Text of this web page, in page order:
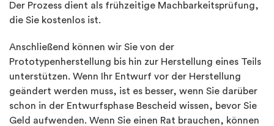
Der Prozess dient als frühzeitige Machbarkeitsprüfung,
die Sie kostenlos ist.
Anschließend können wir Sie von der
Prototypenherstellung bis hin zur Herstellung eines Teils
unterstützen. Wenn Ihr Entwurf vor der Herstellung
geändert werden muss, ist es besser, wenn Sie darüber
schon in der Entwurfsphase Bescheid wissen, bevor Sie
Geld aufwenden. Wenn Sie einen Rat brauchen, können